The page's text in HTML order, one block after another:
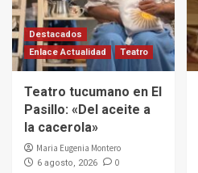
Destacados
Enlace Actualidad
Teatro
Teatro tucumano en El
Pasillo: «Del aceite a
la cacerola»
Maria Eugenia Montero
6 agosto, 2026 0